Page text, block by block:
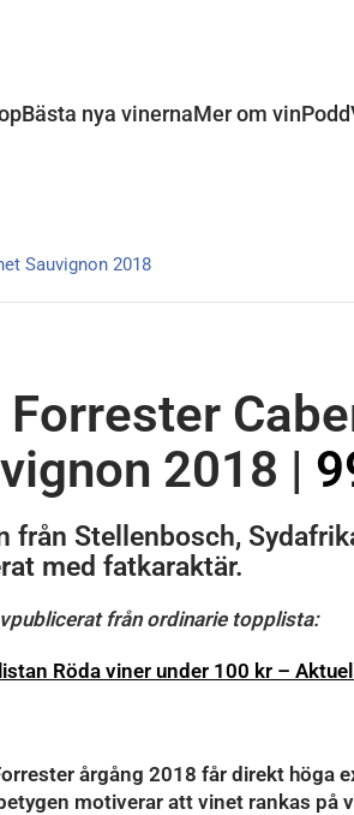
Bästa nya vinernaMer om vinPodd
Sauvignon 2018
Forrester
2018 |
från Stellenbosch,
med fatkaraktär.
från ordinarie topplista:
Röda viner under 100 kr –
årgång 2018 får direkt höga
motiverar att vinet rankas på